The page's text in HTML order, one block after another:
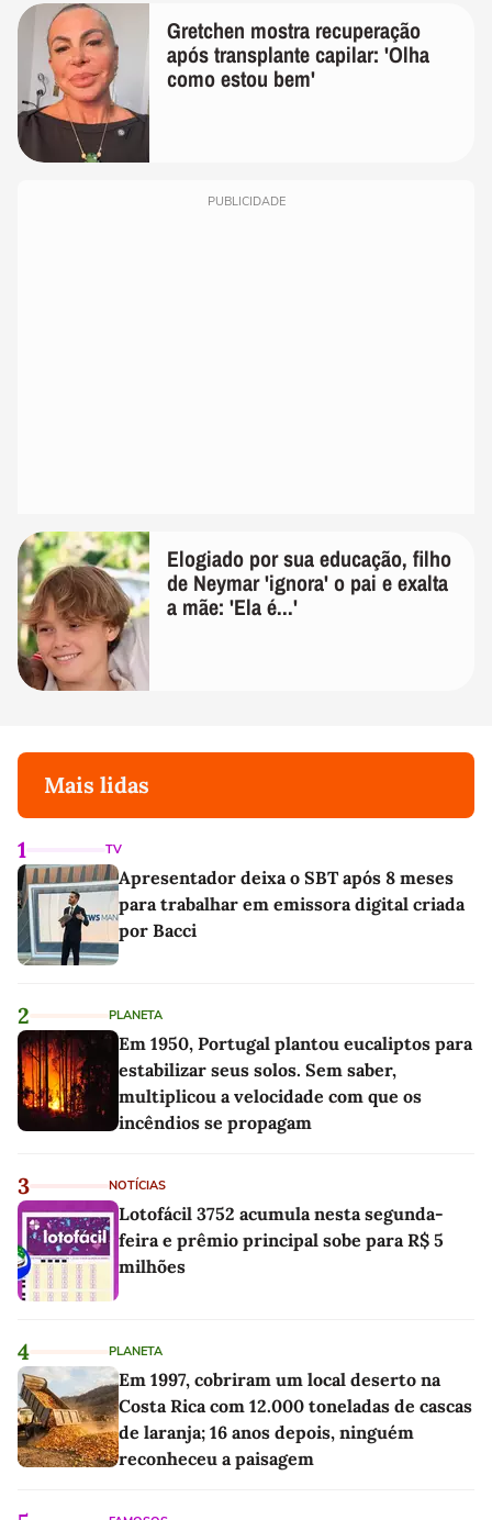
Gretchen mostra recuperação
após transplante capilar: 'Olha
como estou bem'
PUBLICIDADE
Elogiado por sua educação, filho
de Neymar 'ignora' o pai e exalta
a mãe: 'Ela é...'
Mais lidas
1 TV
Apresentador deixa o SBT após 8 meses
para trabalhar em emissora digital criada
por Bacci
2 PLANETA
Em 1950, Portugal plantou eucaliptos para
estabilizar seus solos. Sem saber,
multiplicou a velocidade com que os
incêndios se propagam
3 NOTÍCIAS
Lotofácil 3752 acumula nesta segunda-
feira e prêmio principal sobe para R$ 5
milhões
4 PLANETA
Em 1997, cobriram um local deserto na
Costa Rica com 12.000 toneladas de cascas
de laranja; 16 anos depois, ninguém
reconheceu a paisagem